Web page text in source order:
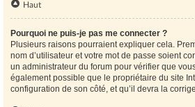
Haut
Pourquoi ne puis-je pas me connecter ?
Plusieurs raisons pourraient expliquer cela.
nom d’utilisateur et votre mot de passe soient
un administrateur du forum pour vérifier que
également possible que le propriétaire du site
configuration de son côté, et qu’il devra la